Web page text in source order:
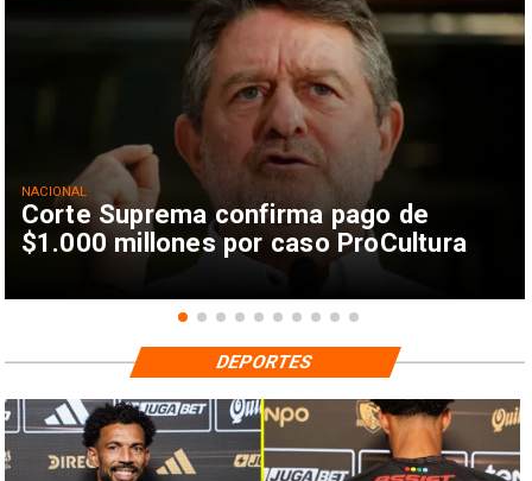
Corte Suprema confirma pago de
$1.000 millones por caso ProCultura
NACIONAL
DEPORTES